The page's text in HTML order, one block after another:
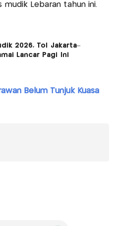
Lebaran tahun ini.
2026, Tol Jakarta–
Lancar Pagi Ini
Belum Tunjuk Kuasa